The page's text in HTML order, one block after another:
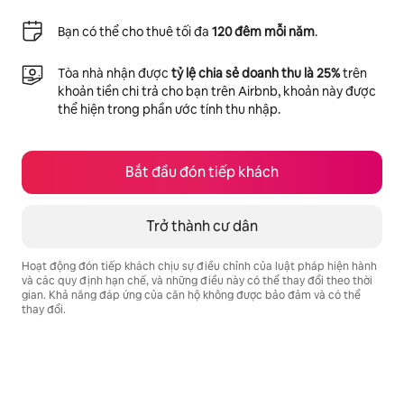
Bạn có thể cho thuê tối đa 120 đêm mỗi năm.
Tòa nhà nhận được tỷ lệ chia sẻ doanh thu là 25%trên
khoản tiền chi trả cho bạn trên Airbnb, khoản này được
thể hiện trong phần ước tính thu nhập.
Bắt đầu đón tiếp khách
Trở thành cư dân
Hoạt động đón tiếp khách chịu sự điều chỉnh của luật pháp hiện hành
và các quy định hạn chế, và những điều này có thể thay đổi theo thời
gian. Khả năng đáp ứng của căn hộ không được bảo đảm và có thể
thay đổi.